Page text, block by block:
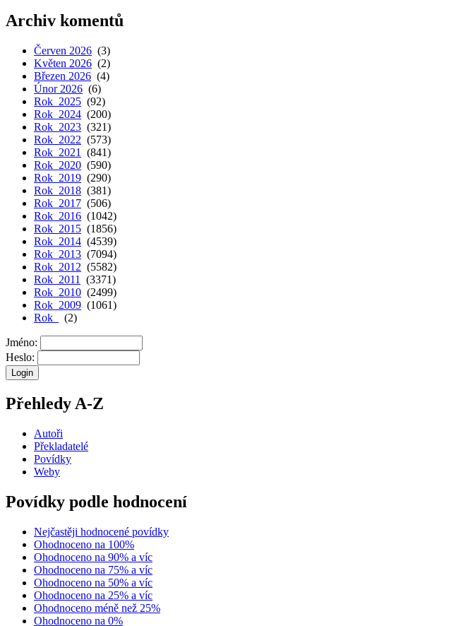
Archiv komentů
Červen 2026 (3)
Květen 2026 (2)
Březen 2026 (4)
Únor 2026 (6)
Rok 2025 (92)
Rok 2024 (200)
Rok 2023 (321)
Rok 2022 (573)
Rok 2021
(841)
Rok 2020 (590)
Rok 2019 (290)
Rok 2018 (381)
Rok 2017 (506)
Rok 2016 (1042)
Rok 2015 (1856)
Rok 2014 (4539)
Rok 2013 (7094)
Rok 2012 (5582)
Rok 2011
(3371)
Rok 2010 (2499)
Rok 2009 (1061)
Rok
(2)
Jméno:
Heslo:
Přehledy A-Z
Autoři
Překladatelé
Povídky
Weby
Povídky podle hodnocení
Nejčastěji hodnocené povídky
Ohodnoceno na 100%
Ohodnoceno na 90% a víc
Ohodnoceno na 75% a víc
Ohodnoceno na 50% a víc
Ohodnoceno na 25% a víc
Ohodnoceno méně než 25%
Ohodnoceno na 0%